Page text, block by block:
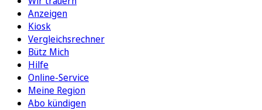
Anzeigen
Kiosk
Vergleichsrechner
Bütz Mich
Hilfe
Online-Service
Meine Region
Abo kündigen